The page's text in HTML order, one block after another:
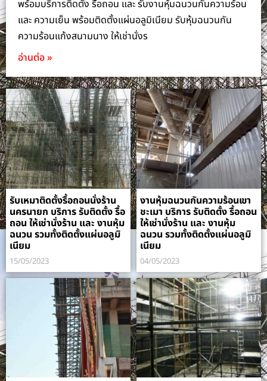
พร้อมบริการติดตั้ง รื้อถอน และ รับงานหุ้มฉนวนกันความร้อน
และ ความเย็น พร้อมติดตั้งแผ่นอลูมิเนียม รับหุ้มฉนวนกัน
ความร้อนแก้งสนามนาง ให้เช่านั่งร
อ่านต่อ »
รับเหมาติดตั้งรื้อถอนนั่งร้าน
นครนายก บริการ รับติดตั้ง รื้อ
ถอน ให้เช่านั่งร้าน และ งานหุ้ม
ฉนวน รวมทั้งติดตั้งแผ่นอลูมิ
เนียม
15/05/2023
งานหุ้มฉนวนกันความร้อนเขา
ชะเมา บริการ รับติดตั้ง รื้อถอน
ให้เช่านั่งร้าน และ งานหุ้ม
ฉนวน รวมทั้งติดตั้งแผ่นอลูมิ
เนียม
04/05/2023